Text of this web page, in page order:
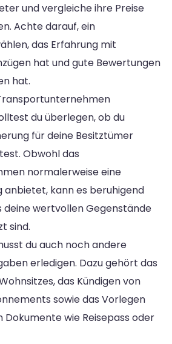
und vergleiche ihre Preise
Achte darauf, ein
das Erfahrung mit
hat und gute Bewertungen
hat.
du überlegen, ob du
für deine Besitztümer
Obwohl das
normalerweise eine
anbietet, kann es beruhigend
deine wertvollen Gegenstände
sind.
du auch noch andere
erledigen. Dazu gehört das
das Kündigen von
sowie das Vorlegen
wie Reisepass oder